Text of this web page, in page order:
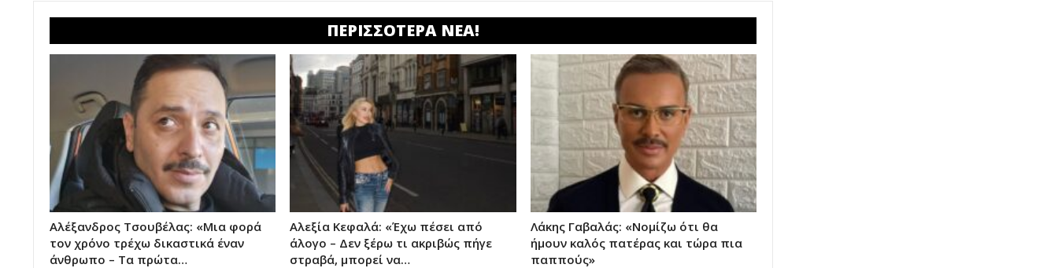
ΠΕΡΙΣΣΟΤΕΡΑ ΝΕΑ!
Αλέξανδρος Τσουβέλας: «Μια φορά
τον χρόνο τρέχω δικαστικά έναν
άνθρωπο – Τα πρώτα…
Αλεξία Κεφαλά: «Έχω πέσει από
άλογο – Δεν ξέρω τι ακριβώς πήγε
στραβά, μπορεί να…
Λάκης Γαβαλάς: «Νομίζω ότι θα
ήμουν καλός πατέρας και τώρα πια
παππούς»